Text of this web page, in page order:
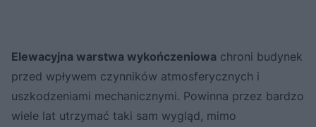
Elewacyjna warstwa wykończeniowa chroni budynek
przed wpływem czynników atmosferycznych i
uszkodzeniami mechanicznymi. Powinna przez bardzo
wiele lat utrzymać taki sam wygląd, mimo